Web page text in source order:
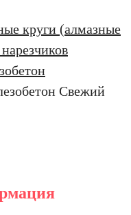
круги (алмазные
Свежий